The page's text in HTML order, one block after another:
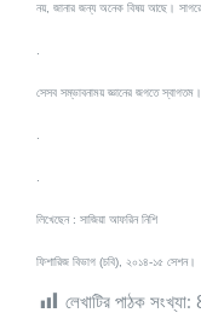
নয়, জানার জন্য অনেক বিষয় আছে।
সেসব সম্ভাবনাময় জ্ঞানের জগতে স্বাগতম।
লিখেছেন : সাজিয়া আফরিন নিশি
ফিশারিজ বিভাগ (চবি), ২০১৪-১৫ সেশন।
লেখাটির পাঠক সংখ্যা: